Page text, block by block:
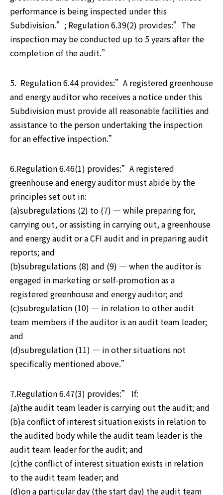
performance is being inspected under this
Subdivision.”; Regulation 6.39(2) provides:”The
inspection may be conducted up to 5 years after the
completion of the audit.”
5.  Regulation 6.44 provides:”A registered greenhouse
and energy auditor who receives a notice under this
Subdivision must provide all reasonable facilities and
assistance to the person undertaking the inspection
for an effective inspection.”
6.Regulation 6.46(1) provides:”A registered
greenhouse and energy auditor must abide by the
principles set out in:
(a)subregulations (2) to (7) — while preparing for,
carrying out, or assisting in carrying out, a greenhouse
and energy audit or a CFI audit and in preparing audit
reports; and
(b)subregulations (8) and (9) — when the auditor is
engaged in marketing or self-promotion as a
registered greenhouse and energy auditor; and
(c)subregulation (10) — in relation to other audit
team members if the auditor is an audit team leader;
and
(d)subregulation (11) — in other situations not
specifically mentioned above.”
7.Regulation 6.47(3) provides:” If:
(a)the audit team leader is carrying out the audit; and
(b)a conflict of interest situation exists in relation to
the audited body while the audit team leader is the
audit team leader for the audit; and
(c)the conflict of interest situation exists in relation
to the audit team leader; and
(d)on a particular day (the start day) the audit team